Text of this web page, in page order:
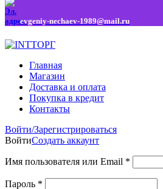
evgeniy-nechaev-1989@mail.ru
Главная
Магазин
Доставка и оплата
Покупка в кредит
Контакты
Войти/Зарегистрироваться
ВойтиСоздать аккаунт
Имя пользователя или Email *
Пароль *